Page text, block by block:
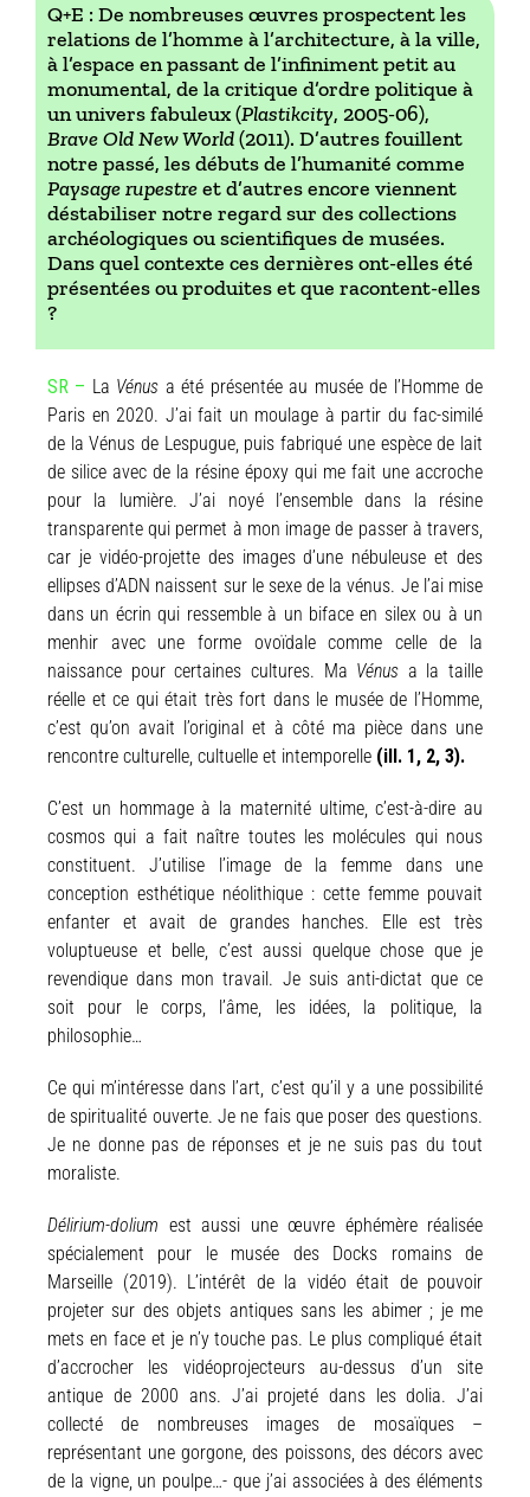
Q+E : De nombreuses œuvres prospectent les
relations de l’homme à l’architecture, à la ville,
à l’espace en passant de l’infiniment petit au
monumental, de la critique d’ordre politique à
un univers fabuleux (Plastikcity, 2005-06),
Brave Old New World(2011). D’autres fouillent
notre passé, les débuts de l’humanité comme
Paysage rupestreet d’autres encore viennent
déstabiliser notre regard sur des collections
archéologiques ou scientifiques de musées.
Dans quel contexte ces dernières ont-elles été
présentées ou produites et que racontent-elles
?
SR – La Vénus a été présentée au musée de l’Homme de
Paris en 2020. J’ai fait un moulage à partir du fac-similé
de la Vénus de Lespugue, puis fabriqué une espèce de lait
de silice avec de la résine époxy qui me fait une accroche
pour la lumière. J’ai noyé l’ensemble dans la résine
transparente qui permet à mon image de passer à travers,
car je vidéo-projette des images d’une nébuleuse et des
ellipses d’ADN naissent sur le sexe de la vénus. Je l’ai mise
dans un écrin qui ressemble à un biface en silex ou à un
menhir avec une forme ovoïdale comme celle de la
naissance pour certaines cultures. Ma Vénus a la taille
réelle et ce qui était très fort dans le musée de l’Homme,
c’est qu’on avait l’original et à côté ma pièce dans une
rencontre culturelle, cultuelle et intemporelle (ill. 1, 2, 3).
C’est un hommage à la maternité ultime, c’est-à-dire au
cosmos qui a fait naître toutes les molécules qui nous
constituent. J’utilise l’image de la femme dans une
conception esthétique néolithique : cette femme pouvait
enfanter et avait de grandes hanches. Elle est très
voluptueuse et belle, c’est aussi quelque chose que je
revendique dans mon travail. Je suis anti-dictat que ce
soit pour le corps, l’âme, les idées, la politique, la
philosophie…
Ce qui m’intéresse dans l’art, c’est qu’il y a une possibilité
de spiritualité ouverte. Je ne fais que poser des questions.
Je ne donne pas de réponses et je ne suis pas du tout
moraliste.
Délirium-dolium est aussi une œuvre éphémère réalisée
spécialement pour le musée des Docks romains de
Marseille (2019). L’intérêt de la vidéo était de pouvoir
projeter sur des objets antiques sans les abimer ; je me
mets en face et je n’y touche pas. Le plus compliqué était
d’accrocher les vidéoprojecteurs au-dessus d’un site
antique de 2000 ans. J’ai projeté dans les dolia. J’ai
collecté de nombreuses images de mosaïques –
représentant une gorgone, des poissons, des décors avec
de la vigne, un poulpe…- que j’ai associées à des éléments